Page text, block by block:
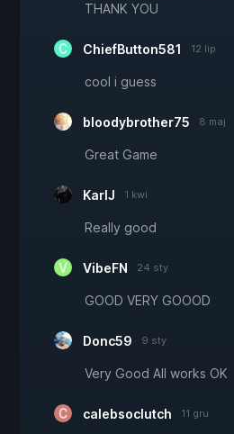
THANK YOU
ChiefButton581 12 lip
cool i guess
bloodybrother75 8 maj
Great Game
KarlJ 1 kwi
Really good
VibeFN 24 sty
GOOD VERY GOOOD
Donc59 9 sty
Very Good All works OK
calebsoclutch 11 gru